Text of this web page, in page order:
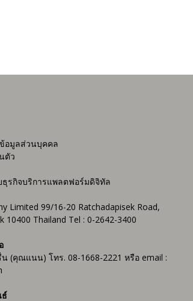
อมูลส่วนบุคคล
ตัว
ธุรกิจบริการแพลตฟอร์มดิจิทัล
Limited 99/16-20 Ratchadapisek Road,
10400 Thailand Tel : 0-2642-3400
(คุณแนน) โทร. 08-1668-2221 หรือ email :
ธ์